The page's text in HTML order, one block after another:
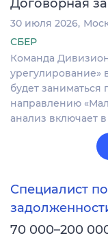
Договорная
30 июля 2026
СБЕР
Команда
урегулирование»
будет
направлению
анализ включает
Специалист
70 000–200